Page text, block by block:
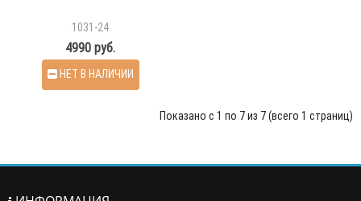
1031-24
4990 руб.
НЕТ В НАЛИЧИИ
Показано с 1 по 7 из 7 (всего 1 страниц)